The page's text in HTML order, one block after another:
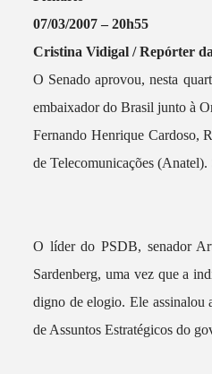
07/03/2007 – 20h55
Cristina Vidigal / Repórter
O Senado aprovou, nesta
embaixador do Brasil junto à
Fernando Henrique Cardoso,
de Telecomunicações
O líder do PSDB, senador
Sardenberg, uma vez que a
digno de elogio. Ele assinalou
de Assuntos Estratégicos do